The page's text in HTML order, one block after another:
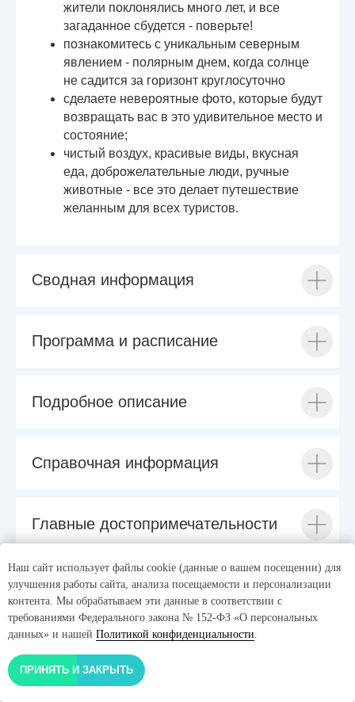
Наш сайт использует файлы cookie (данные о вашем посещении) для
улучшения работы сайта, анализа посещаемости и персонализации
контента. Мы обрабатываем эти данные в соответствии с
требованиями Федерального закона № 152-ФЗ «О персональных
данных» и нашей Политикой конфиденциальности.
ПРИНЯТЬ И ЗАКРЫТЬ
жители поклонялись много лет, и все
загаданное сбудется - поверьте!
познакомитесь с уникальным северным
явлением - полярным днем, когда солнце
не садится за горизонт круглосуточно
сделаете невероятные фото, которые будут
возвращать вас в это удивительное место и
состояние;
чистый воздух, красивые виды, вкусная
еда, доброжелательные люди, ручные
животные - все это делает путешествие
желанным для всех туристов.
Сводная информация
Программа и расписание
Подробное описание
Справочная информация
Главные достопримечательности
Стоимость и оплата
Проживание и заселение